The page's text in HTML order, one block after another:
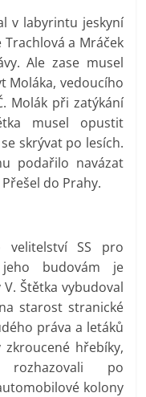
v labyrintu jeskyní
a Mráček
Ale zase musel
Moláka, vedoucího
Molák při zatýkání
musel opustit
skrývat po lesích.
podařilo navázat
do Prahy.
velitelství SS pro
budovám je
Štětka vybudoval
starost stranické
práva a letáků
hřebíky,
po
kolony